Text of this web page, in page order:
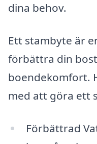
dina behov.
Ett stambyte är
förbättra din
boendekomfort.
med att göra ett
Förbättrad